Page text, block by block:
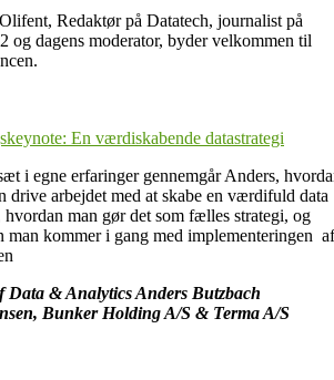
Redaktør på Datatech, journalist på
og dagens moderator, byder velkommen til
En værdiskabende datastrategi
i egne erfaringer gennemgår Anders,
drive arbejdet med at skabe en værdifuld data
hvordan man gør det som fælles strategi, og
man kommer i gang med implementeringen af
Data & Analytics Anders Butzbach
Bunker Holding A/S & Terma A/S